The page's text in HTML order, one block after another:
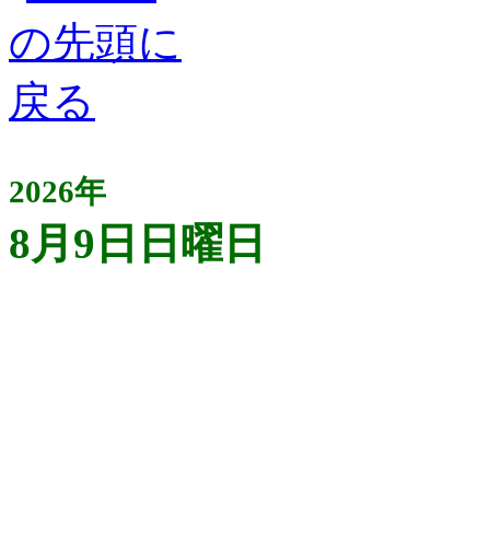
2026年
8月9日日曜日